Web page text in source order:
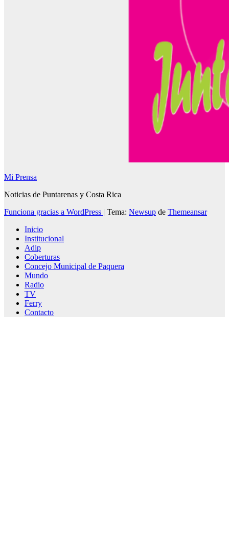
Mi Prensa
Noticias de Puntarenas y Costa Rica
Funciona gracias a WordPress | Tema: Newsup de Themeansar
Inicio
Institucional
Adip
Coberturas
Concejo Municipal de Paquera
Mundo
Radio
TV
Ferry
Contacto